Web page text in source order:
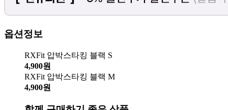
옵션정보
RXFit 압박스타킹 블랙 S
4,900원
RXFit 압박스타킹 블랙 M
4,900원